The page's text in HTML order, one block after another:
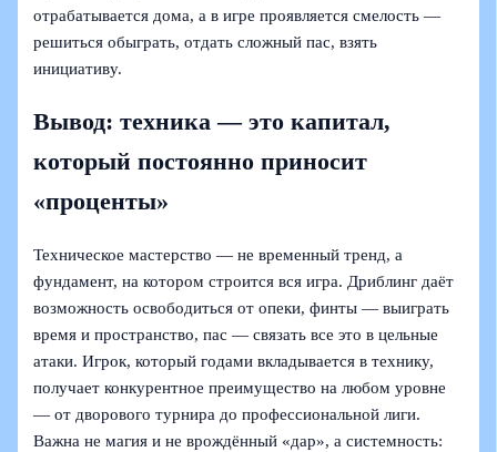
отрабатывается дома, а в игре проявляется смелость —
решиться обыграть, отдать сложный пас, взять
инициативу.
Вывод: техника — это капитал,
который постоянно приносит
«проценты»
Техническое мастерство — не временный тренд, а
фундамент, на котором строится вся игра. Дриблинг даёт
возможность освободиться от опеки, финты — выиграть
время и пространство, пас — связать все это в цельные
атаки. Игрок, который годами вкладывается в технику,
получает конкурентное преимущество на любом уровне
— от дворового турнира до профессиональной лиги.
Важна не магия и не врождённый «дар», а системность: